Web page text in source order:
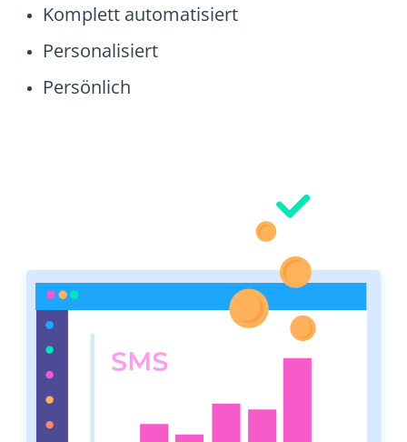
Komplett automatisiert
Personalisiert
Persönlich